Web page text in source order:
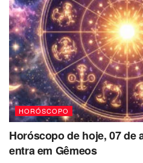
HORÓSCOPO
Horóscopo de hoje, 07 de
entra em Gêmeos